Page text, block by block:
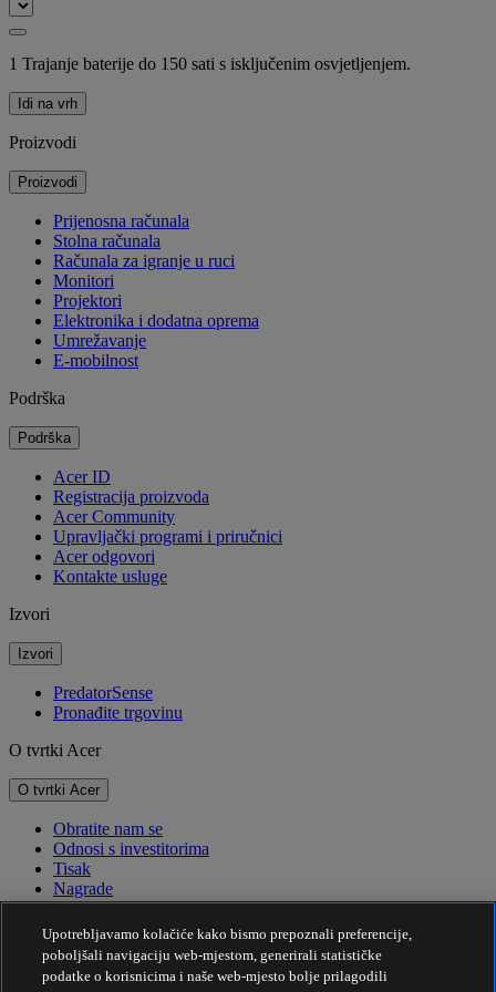
1 Trajanje baterije do 150 sati s isključenim osvjetljenjem.
Idi na vrh
Proizvodi
Proizvodi
Prijenosna računala
Stolna računala
Računala za igranje u ruci
Monitori
Projektori
Elektronika i dodatna oprema
Umrežavanje
E-mobilnost
Podrška
Podrška
Acer ID
Registracija proizvoda
Acer Community
Upravljački programi i priručnici
Acer odgovori
Kontakte usluge
Izvori
Izvori
PredatorSense
Pronađite trgovinu
O tvrtki Acer
O tvrtki Acer
Obratite nam se
Odnosi s investitorima
Tisak
Nagrade
Događaji
Održivost
Održivost
Upotrebljavamo kolačiće kako bismo prepoznali preferencije,
poboljšali navigaciju web-mjestom, generirali statističke
podatke o korisnicima i naše web-mjesto bolje prilagodili